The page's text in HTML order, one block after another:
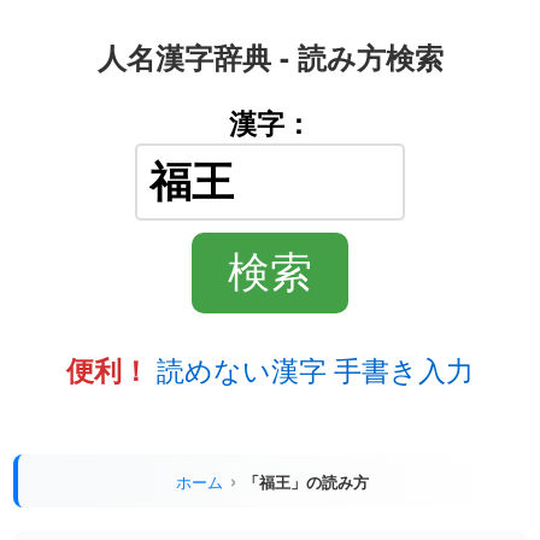
人名漢字辞典 - 読み方検索
漢字：
便利！ 読めない漢字 手書き入力
ホーム 「福王」の読み方